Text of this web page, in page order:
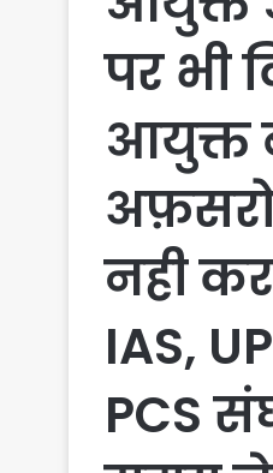
पर भी
आयुक्त
नही
IAS,
PCS